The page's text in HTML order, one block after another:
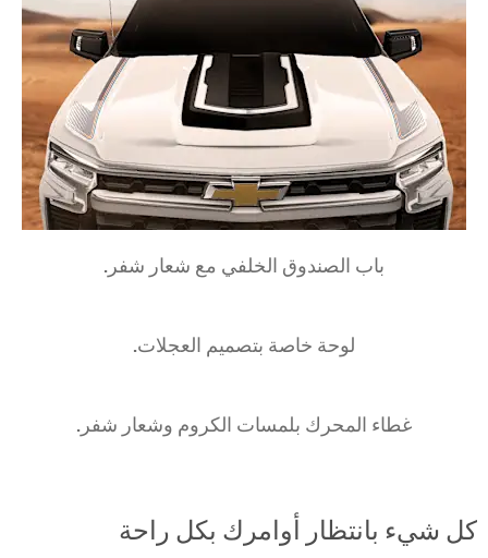
باب الصندوق الخلفي مع شعار شفر.
لوحة خاصة بتصميم العجلات.
غطاء المحرك بلمسات الكروم وشعار شفر.
كل شيء بانتظار أوامرك بكل راحة